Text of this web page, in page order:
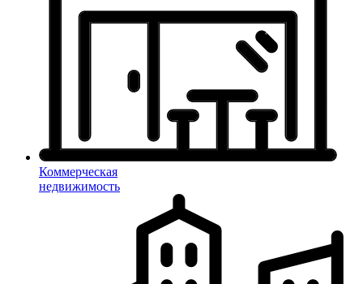
Коммерческая
недвижимость